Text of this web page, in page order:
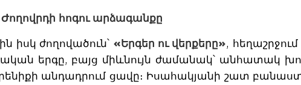
Ժողովրդի հոգու արձագանքը
իսկ ժողովածուն՝ «Երգեր ու վերքերը»,
երգը, բայց միևնույն ժամանակ՝ անհատակ
անդադրում ցավը։ Իսահակյանի շատ